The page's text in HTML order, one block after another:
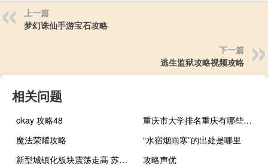
上一篇
梦幻诛仙手游宝石攻略
下一篇
逃生监狱攻略视频攻略
相关问题
okay 攻略48
重庆市大学排名重庆有哪些大学
魔法荣耀攻略
“水宿烟雨寒”的出处是哪里
新型城镇化板块震荡走高 苏州规划大涨10%
攻略声优